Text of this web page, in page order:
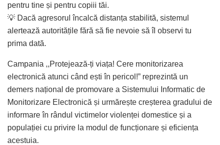
pentru tine și pentru copiii tăi.
💡 Dacă agresorul încalcă distanța stabilită, sistemul
alertează autoritățile fără să fie nevoie să îl observi tu
prima dată.
Campania ,,Protejează-ți viața! Cere monitorizarea
electronică atunci când ești în pericol!” reprezintă un
demers național de promovare a Sistemului Informatic de
Monitorizare Electronică și urmărește creșterea gradului de
informare în rândul victimelor violenței domestice și a
populației cu privire la modul de funcționare și eficiența
acestuia.